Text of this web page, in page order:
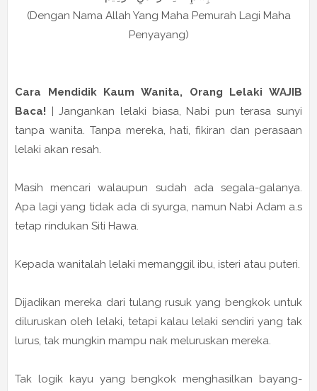
(Dengan Nama Allah Yang Maha Pemurah Lagi Maha
Penyayang)
Cara Mendidik Kaum Wanita, Orang Lelaki WAJIB
Baca! | Jangankan lelaki biasa, Nabi pun terasa sunyi
tanpa wanita. Tanpa mereka, hati, fikiran dan perasaan
lelaki akan resah.
Masih mencari walaupun sudah ada segala-galanya.
Apa lagi yang tidak ada di syurga, namun Nabi Adam a.s
tetap rindukan Siti Hawa.
Kepada wanitalah lelaki memanggil ibu, isteri atau puteri.
Dijadikan mereka dari tulang rusuk yang bengkok untuk
diluruskan oleh lelaki, tetapi kalau lelaki sendiri yang tak
lurus, tak mungkin mampu nak meluruskan mereka.
Tak logik kayu yang bengkok menghasilkan bayang-